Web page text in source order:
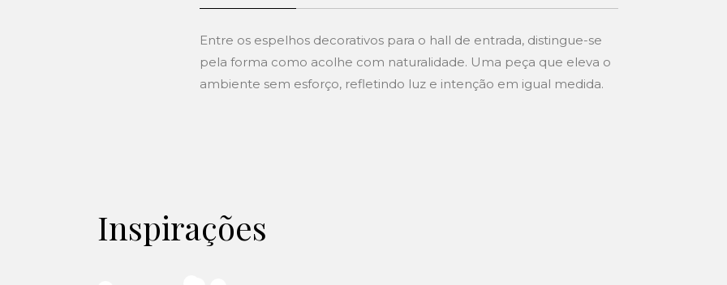
Entre os espelhos decorativos para o hall de entrada, distingue-se
pela forma como acolhe com naturalidade. Uma peça que eleva o
ambiente sem esforço, refletindo luz e intenção em igual medida.
Inspirações